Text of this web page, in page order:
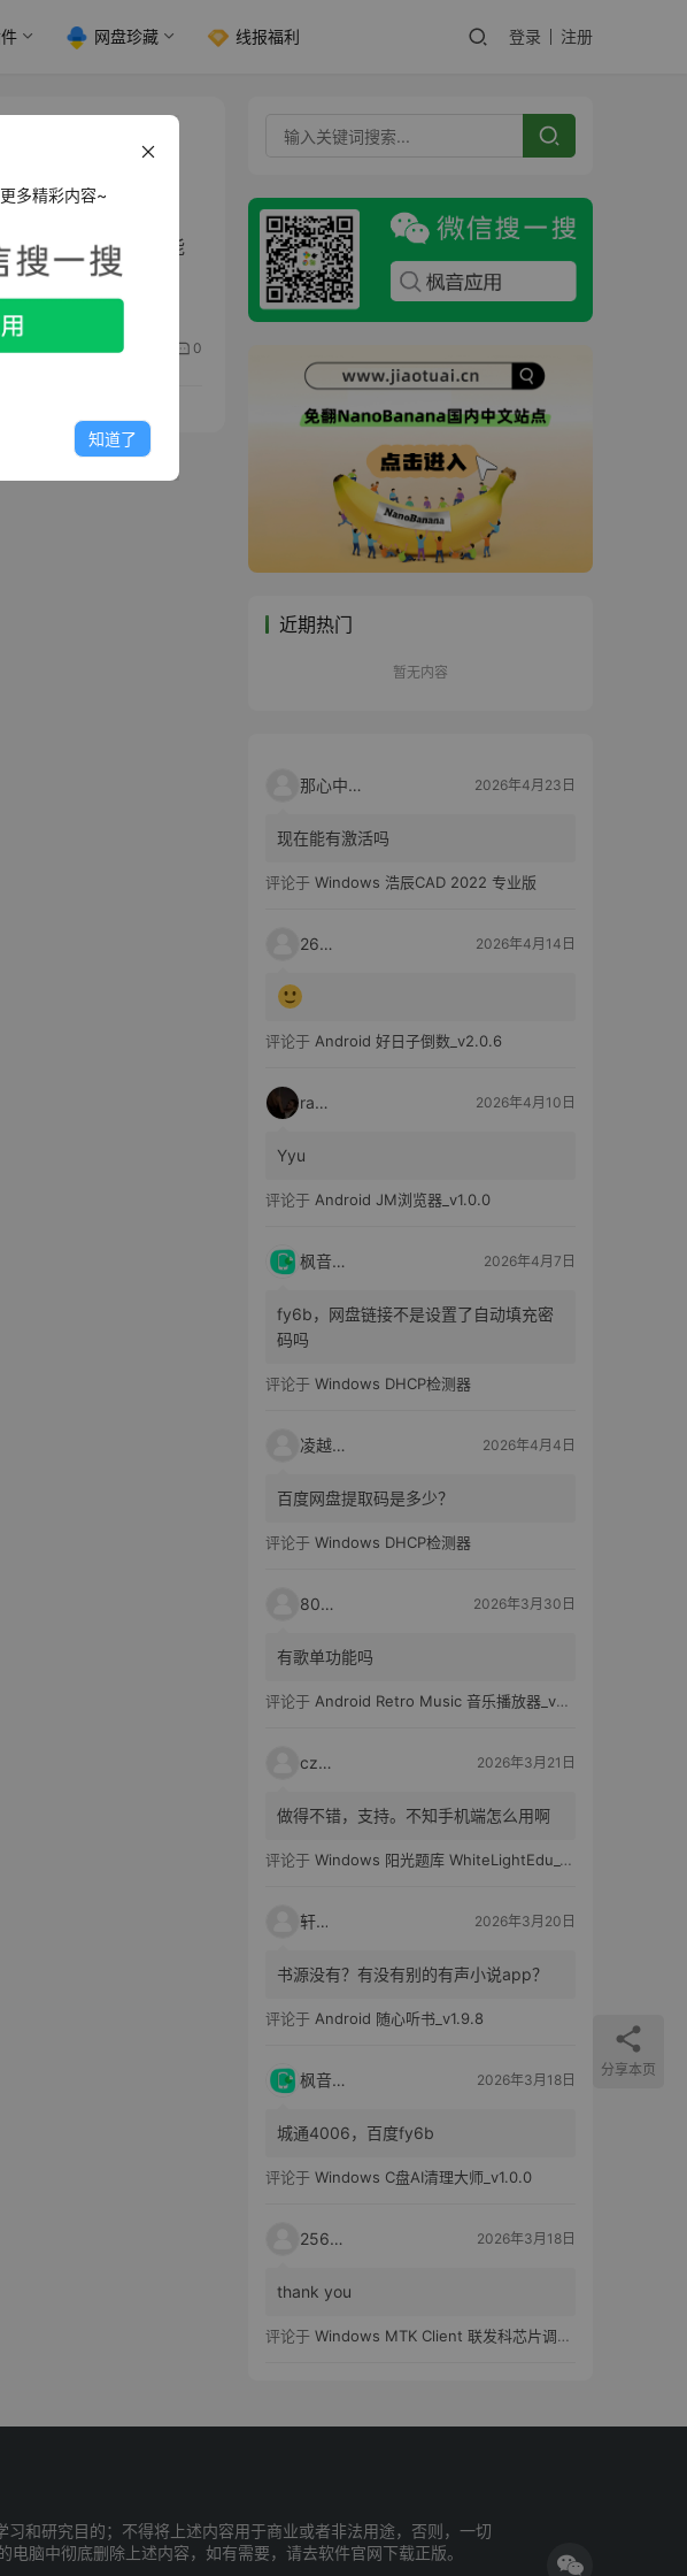
网盘珍藏 线报福利 登录 注册
业、好用的手机性能
0
近期热门
暂无内容
那心中的话 2026年4月23日
现在能有激活吗
评论于 Windows 浩辰CAD 2022 专业版
2603 2026年4月14日
评论于 Android 好日子倒数_v2.0.6
raka 2026年4月10日
Yyu
评论于 Android JM浏览器_v1.0.0
枫音应用 2026年4月7日
fy6b，网盘链接不是设置了自动填充密
码吗
评论于 Windows DHCP检测器
凌越电子 2026年4月4日
百度网盘提取码是多少？
评论于 Windows DHCP检测器
80521 2026年3月30日
有歌单功能吗
评论于 Android Retro Music 音乐播放器_v6.6.0
czh7 2026年3月21日
做得不错，支持。不知手机端怎么用啊
评论于 Windows 阳光题库 WhiteLightEdu_v2.0.0
轩爸 2026年3月20日
书源没有？有没有别的有声小说app？
评论于 Android 随心听书_v1.9.8
枫音应用 2026年3月18日
城通4006，百度fy6b
评论于 Windows C盘AI清理大师_v1.0.0
25651 2026年3月18日
thank you
评论于 Windows MTK Client 联发科芯片调试工具_v2.01 汉化版
和研究目的；不得将上述内容用于商业或者非法用途，否则，一切
脑中彻底删除上述内容，如有需要，请去软件官网下载正版。
分享本页
多精彩内容~
知道了